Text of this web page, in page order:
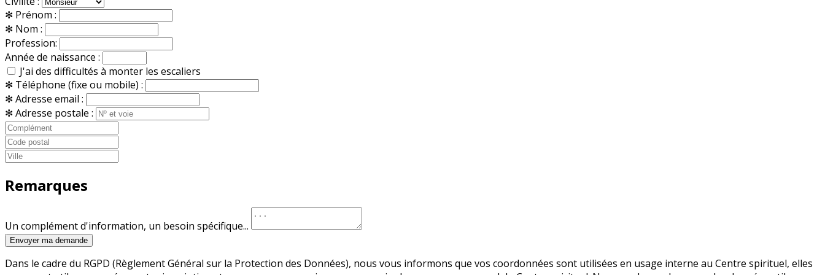
✻ Prénom :
✻ Nom :
Profession:
Année de naissance :
J'ai des difficultés à monter les escaliers
✻ Téléphone (fixe ou mobile) :
✻ Adresse email :
✻ Adresse postale :
Remarques
Un complément d'information, un besoin spécifique...
Envoyer ma demande
Dans le cadre du RGPD (Règlement Général sur la Protection des Données), nous vous informons que vos coordonnées sont utilisées en usage interne au Centre spirituel, elles